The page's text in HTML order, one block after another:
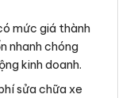
mức giá thành
nhanh chóng
kinh doanh.
sửa chữa xe